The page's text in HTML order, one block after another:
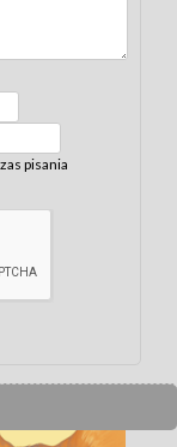
pisania